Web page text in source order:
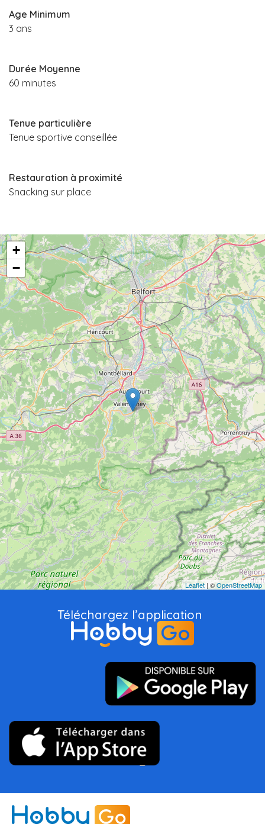
Age Minimum
3 ans
Durée Moyenne
60 minutes
Tenue particulière
Tenue sportive conseillée
Restauration à proximité
Snacking sur place
+
−
Leaflet | ©OpenStreetMap
Téléchargez l’application